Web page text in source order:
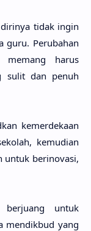
tidak ingin
guru. Perubahan
harus
sulit dan penuh
kemerdekaan
kemudian
untuk berinovasi,
untuk
mendikbud yang